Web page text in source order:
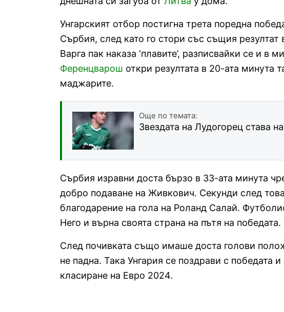
Унгарският отбор постигна трета поредна
Сърбия, след като го стори със същия
Варга пак наказа ‘плавите’, разписвайки се и в
Ференцварош откри резултата в 20-ата минута
маджарите.
Още по темата:
Звездата на Лудогорец става
Сърбия изравни доста бързо в 33-ата минута
добро подаване на Живкович. Секунди след
благодарение на гола на Роланд Салай.
Него и върна своята страна на пътя на победата.
След почивката също имаше доста голови
не падна. Така Унгария се поздрави с победата
класиране на Евро 2024.